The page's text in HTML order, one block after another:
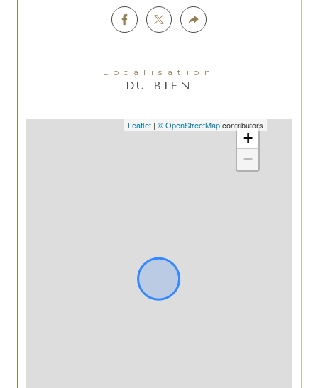
Localisation
DU BIEN
+
−
Leaflet | © OpenStreetMapcontributors